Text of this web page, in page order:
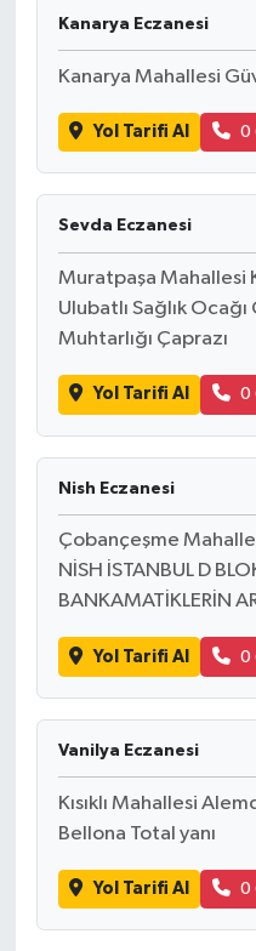
Kanarya Eczanesi
Kanarya Mahallesi
Yol Tarifi Al 0
Sevda Eczanesi
Muratpaşa Mahallesi
Ulubatlı Sağlık
Muhtarlığı Çaprazı
Yol Tarifi Al 0
Nish Eczanesi
Çobançeşme
NİSH İSTANBUL D
BANKAMATİKLERİN
Yol Tarifi Al 0
Vanilya Eczanesi
Kısıklı Mahallesi
Bellona Total yanı
Yol Tarifi Al 0